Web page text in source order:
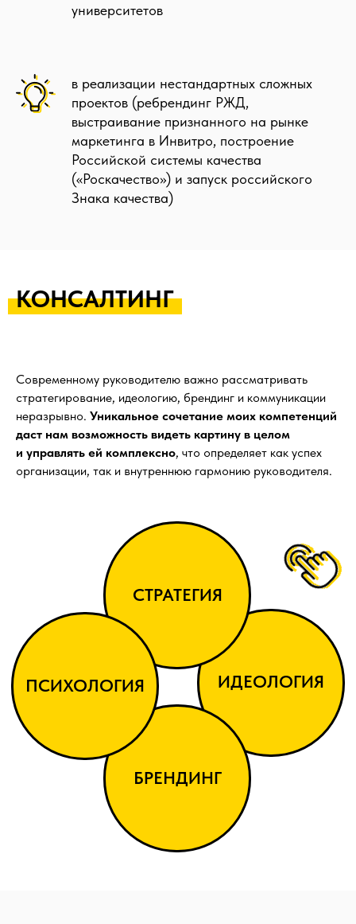
университетов
в реализации нестандартных сложных
проектов (ребрендинг РЖД,
выстраивание признанного на рынке
маркетинга в Инвитро, построение
Российской системы качества
(«Роскачество») и запуск российского
Знака качества)
КОНСАЛТИНГ
Современному руководителю важно рассматривать
стратегирование, идеологию, брендинг и коммуникации
неразрывно. Уникальное сочетание моих компетенций
даст нам возможность видеть картину в целом
и управлять ей комплексно, что определяет как успех
организации, так и внутреннюю гармонию руководителя.